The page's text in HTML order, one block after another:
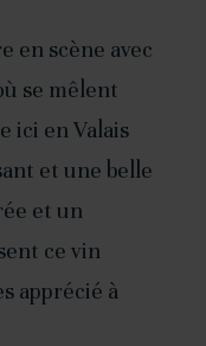
e
r
n
a
t
i
v
en scène avec
se mêlent
ici en Valais
et une belle
et un
ce vin
apprécié à